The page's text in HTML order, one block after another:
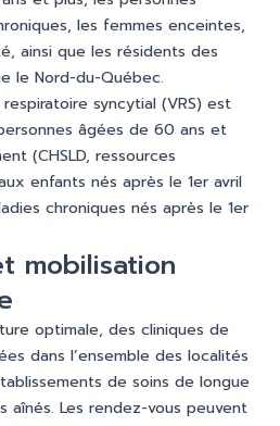
les femmes enceintes,
ainsi que les résidents des
le Nord-du-Québec.
syncytial (VRS) est
âgées de 60 ans et
(CHSLD, ressources
enfants nés après le 1er avril
chroniques nés après le 1er
mobilisation
optimale, des cliniques de
dans l’ensemble des localités
de soins de longue
aînés. Les rendez-vous peuvent